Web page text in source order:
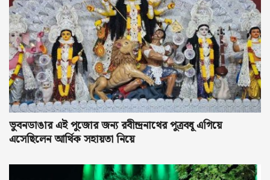
ভুবনডাঙার এই পুজোর জন্য রবীন্দ্রনাথের পুত্রবধূ এগিয়ে
এসেছিলেন আর্থিক সহায়তা নিয়ে